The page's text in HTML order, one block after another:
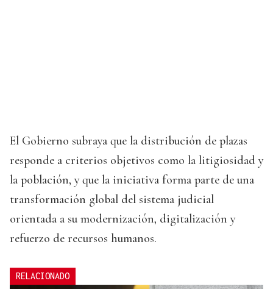
El Gobierno subraya que la distribución de plazas
responde a criterios objetivos como la litigiosidad y
la población, y que la iniciativa forma parte de una
transformación global del sistema judicial
orientada a su modernización, digitalización y
refuerzo de recursos humanos.
RELACIONADO